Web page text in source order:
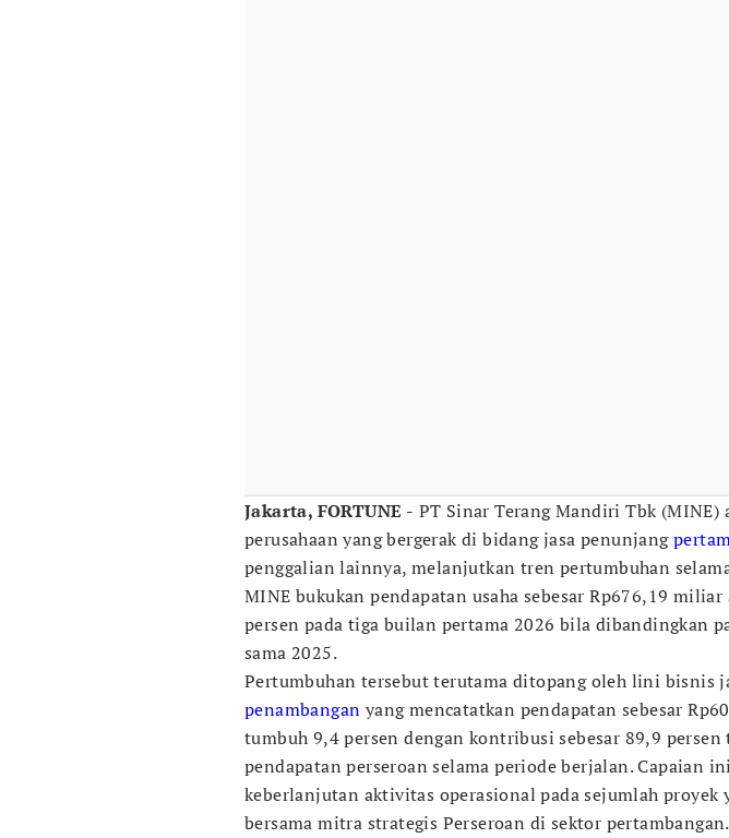
Jakarta, FORTUNE - PT Sinar Terang Mandiri Tbk (MINE)
perusahaan yang bergerak di bidang jasa penunjang
penggalian lainnya, melanjutkan tren pertumbuhan
MINE bukukan pendapatan usaha sebesar Rp676,19
persen pada tiga builan pertama 2026 bila dibandingkan
sama 2025.
Pertumbuhan tersebut terutama ditopang oleh lini bisnis
penambangan yang mencatatkan pendapatan sebesar
tumbuh 9,4 persen dengan kontribusi sebesar 89,9
pendapatan perseroan selama periode berjalan. Capaian
keberlanjutan aktivitas operasional pada sejumlah proyek
bersama mitra strategis Perseroan di sektor pertambangan.